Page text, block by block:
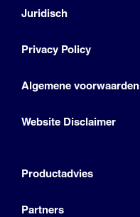
Juridisch
Privacy Policy
Algemene voorwaarden
Website Disclaimer
Productadvies
Partners